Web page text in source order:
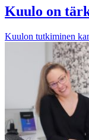
Kuulo on
Kuulon tutkiminen